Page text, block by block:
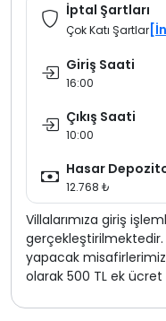
İptal Şartları
Çok Katı Şartlar
Giriş Saati
16:00
Çıkış Saati
10:00
Hasar
12.768 ₺
Villalarımıza giriş
gerçekleştirilmektedir.
yapacak
olarak 500 TL ek